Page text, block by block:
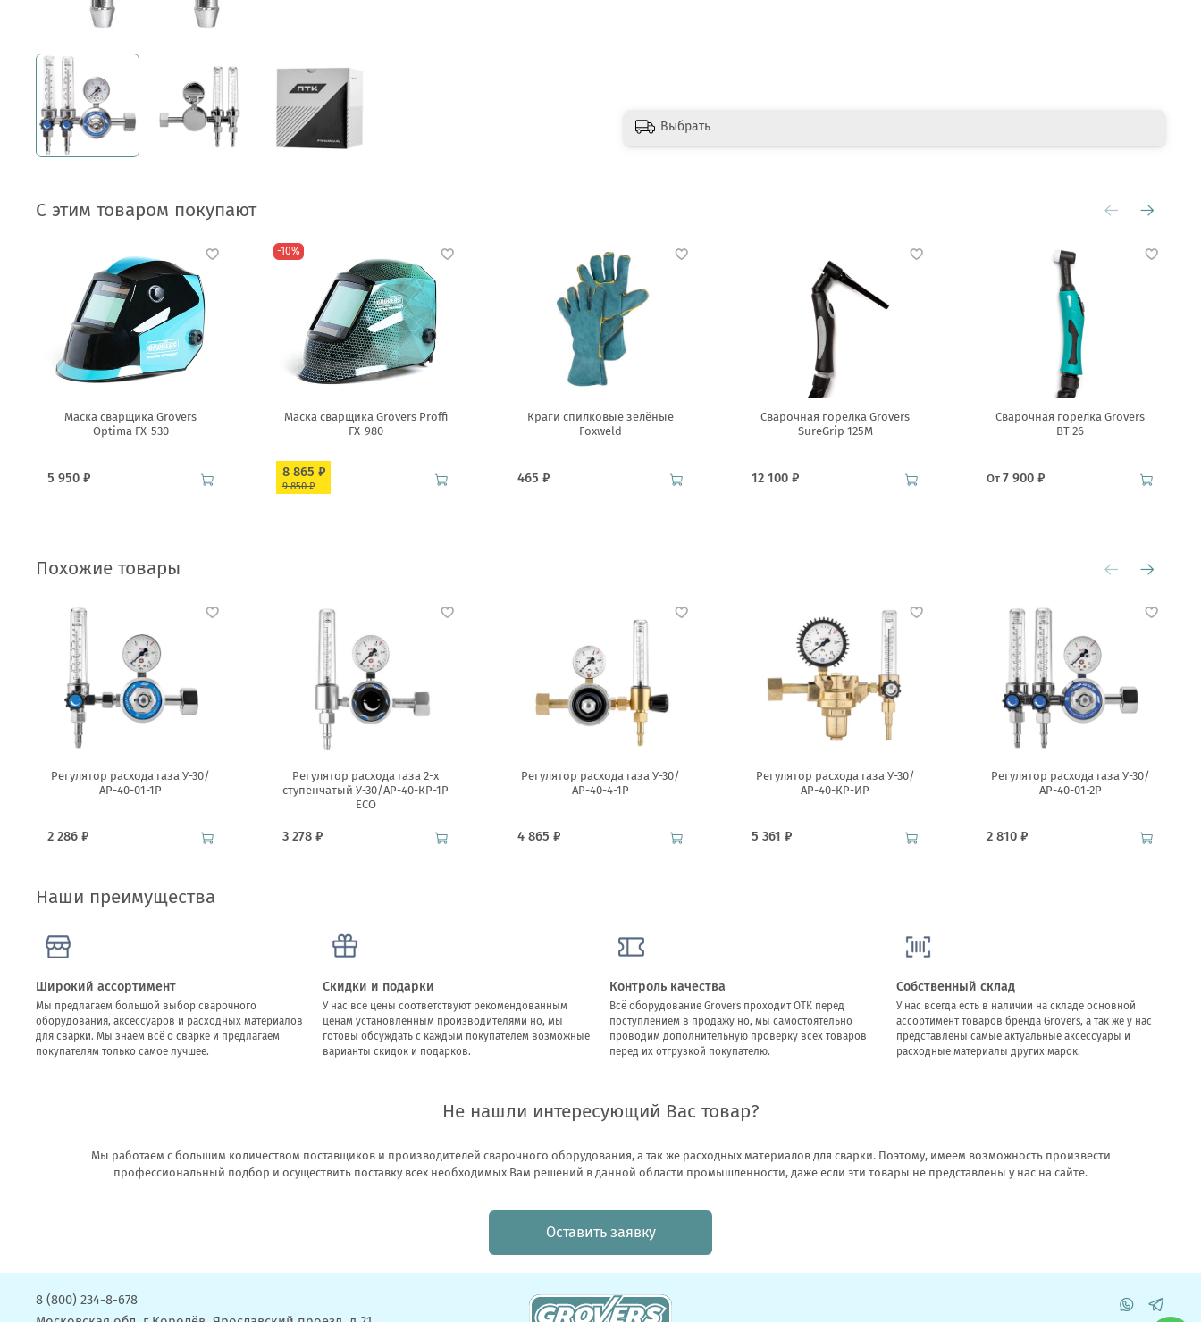
Выбрать
С этим товаром покупают
Маска сварщика Grovers
Optima FX-530
5 950 ₽
-10%
Маска сварщика Grovers Proffi
FX-980
8 865 ₽
9 850 ₽
Краги спилковые зелёные
Foxweld
465 ₽
Сварочная горелка Grovers
SureGrip 125M
12 100 ₽
Сварочная горелка Grovers
BT-26
От 7 900 ₽
Похожие товары
Регулятор расхода газа У-30/
АР-40-01-1Р
2 286 ₽
Регулятор расхода газа 2-х
ступенчатый У-30/АР-40-КР-1Р
ECO
3 278 ₽
Регулятор расхода газа У-30/
АР-40-4-1Р
4 865 ₽
Регулятор расхода газа У-30/
АР-40-КР-ИР
5 361 ₽
Регулятор расхода газа У-30/
АР-40-01-2Р
2 810 ₽
Наши преимущества
Широкий ассортимент
Мы предлагаем большой выбор сварочного
оборудования, аксессуаров и расходных материалов
для сварки. Мы знаем всё о сварке и предлагаем
покупателям только самое лучшее.
Скидки и подарки
У нас все цены соответствуют рекомендованным
ценам установленным производителями но, мы
готовы обсуждать с каждым покупателем возможные
варианты скидок и подарков.
Контроль качества
Всё оборудование Grovers проходит ОТК перед
поступлением в продажу но, мы самостоятельно
проводим дополнительную проверку всех товаров
перед их отгрузкой покупателю.
Собственный склад
У нас всегда есть в наличии на складе основной
ассортимент товаров бренда Grovers, а так же у нас
представлены самые актуальные аксессуары и
расходные материалы других марок.
Не нашли интересующий Вас товар?
Мы работаем с большим количеством поставщиков и производителей сварочного оборудования, а так же расходных материалов для сварки. Поэтому, имеем возможность произвести
профессиональный подбор и осуществить поставку всех необходимых Вам решений в данной области промышленности, даже если эти товары не представлены у нас на сайте.
Оставить заявку
8 (800) 234-8-678